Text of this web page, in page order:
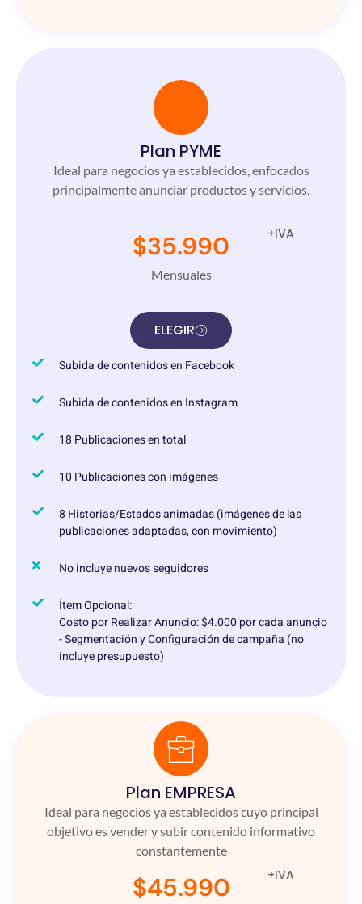
Plan PYME
Ideal para negocios ya establecidos, enfocados
principalmente anunciar productos y servicios.
+IVA
$35.990
Mensuales
ELEGIR
Subida de contenidos en Facebook
Subida de contenidos en Instagram
18 Publicaciones en total
10 Publicaciones con imágenes
8 Historias/Estados animadas (imágenes de las
publicaciones adaptadas, con movimiento)
No incluye nuevos seguidores
Ítem Opcional:
Costo por Realizar Anuncio: $4.000 por cada anuncio
- Segmentación y Configuración de campaña (no
incluye presupuesto)
Plan EMPRESA
Ideal para negocios ya establecidos cuyo principal
objetivo es vender y subir contenido informativo
constantemente
+IVA
$45.990